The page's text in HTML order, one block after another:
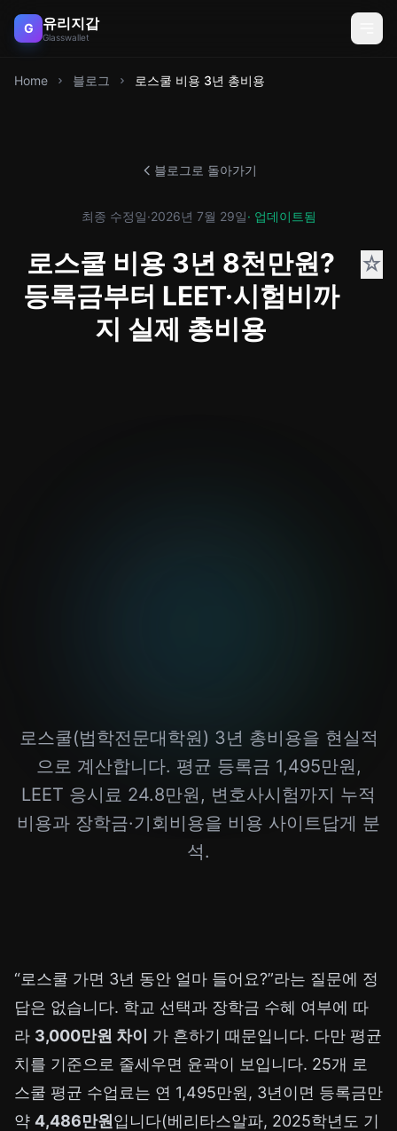
G 유리지갑
Glasswallet
Home 블로그 로스쿨 비용 3년 총비용
블로그로 돌아가기
최종 수정일·2026년 7월 29일· 업데이트됨
로스쿨 비용 3년 8천만원?
등록금부터 LEET·시험비까
지 실제 총비용
☆
로스쿨(법학전문대학원) 3년 총비용을 현실적
으로 계산합니다. 평균 등록금 1,495만원,
LEET 응시료 24.8만원, 변호사시험까지 누적
비용과 장학금·기회비용을 비용 사이트답게 분
석.
“로스쿨 가면 3년 동안 얼마 들어요?”라는 질문에 정
답은 없습니다. 학교 선택과 장학금 수혜 여부에 따
라 3,000만원 차이
가 흔하기 때문입니다. 다만 평균
치를 기준으로 줄세우면 윤곽이 보입니다. 25개 로
스쿨 평균 수업료는 연 1,495만원, 3년이면 등록금만
약 4,486만원 입니다(베리타스알파, 2025학년도 기